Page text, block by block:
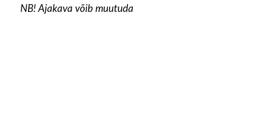
NB! Ajakava võib muutuda